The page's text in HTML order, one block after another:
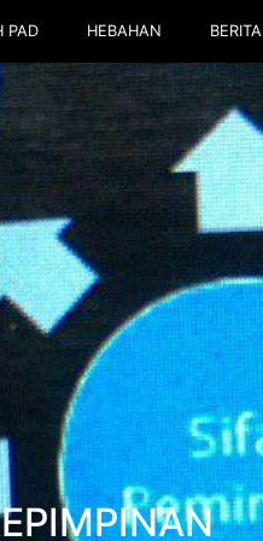
PAD HEBAHAN BERITA